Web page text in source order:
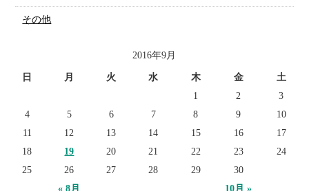
その他
2016年9月
日 月 火 水 木 金 土
« 8月 10月 »
1 2
3
4
5 6 7 8 9
10
11
12 13 14 15 16
17
18
19 20 21 22 23
24
25
26 27 28 29 30